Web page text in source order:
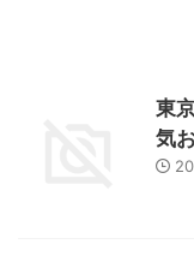
東
気